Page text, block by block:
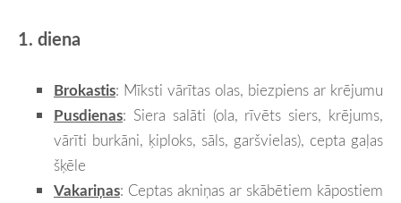
1. diena
Brokastis: Mīksti vārītas olas, biezpiens ar krējumu
Pusdienas: Siera salāti (ola, rīvēts siers, krējums,
vārīti burkāni, ķiploks, sāls, garšvielas), cepta gaļas
šķēle
Vakariņas: Ceptas akniņas ar skābētiem kāpostiem